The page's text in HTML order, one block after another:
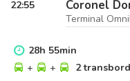
22:55 Coronel
Terminal
28h 55min
+
+ 2